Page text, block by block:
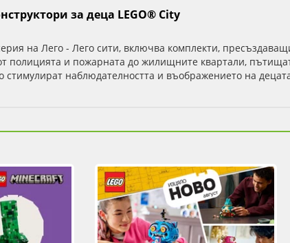
за деца LEGO® City
на Лего - Лего сити, включва комплекти,
полицията и пожарната до жилищните квартали,
наблюдателността и въображението на